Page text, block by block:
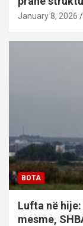
January 8, 2026
BOTA
Lufta në
mesme,